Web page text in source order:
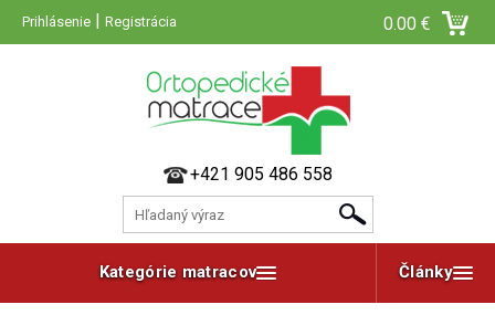
Prihlásenie | Registrácia 0.00 €
+421 905 486 558
Články
Kategórie matracov